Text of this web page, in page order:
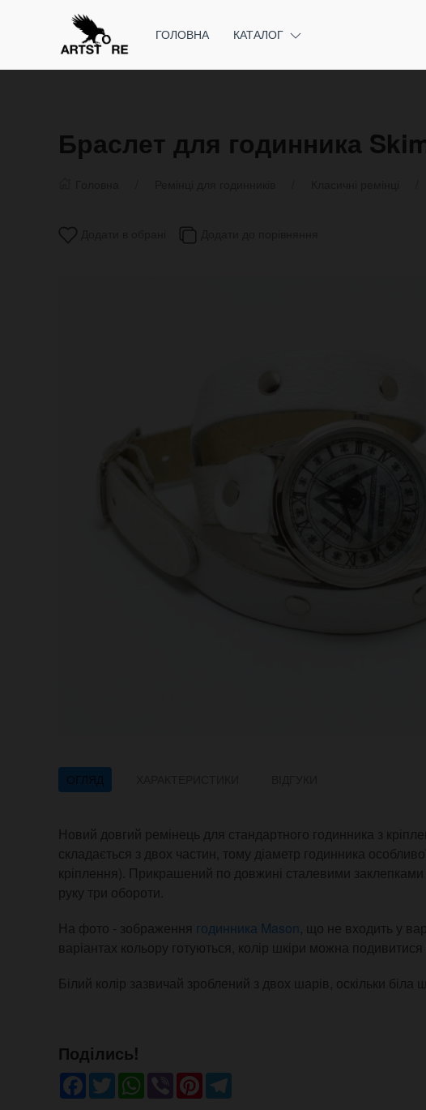
ГОЛОВНА КАТАЛОГ
Браслет для годинника
ОГЛЯД
Новий довгий ремінець для стандартного годинника з
складається з двох частин, тому діаметр годинника
кріплення). Прикрашений по довжині сталевими
руку три обороти.
На фото - зображення годинника Mason, що не входить у
варіантах кольору готуються, колір шкіри можна
Білий колір зазвичай зроблений з двох шарів, оскільки біла
Поділись!
Facebook
TwitterWhatsApp
ViberPinterest